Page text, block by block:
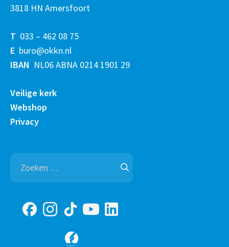
3818 HN Amersfoort
T 033 – 462 08 75
E buro@okkn.nl
IBAN NL06 ABNA 0214 1901 29
Veilige kerk
Webshop
Privacy
Zoeken
naar: